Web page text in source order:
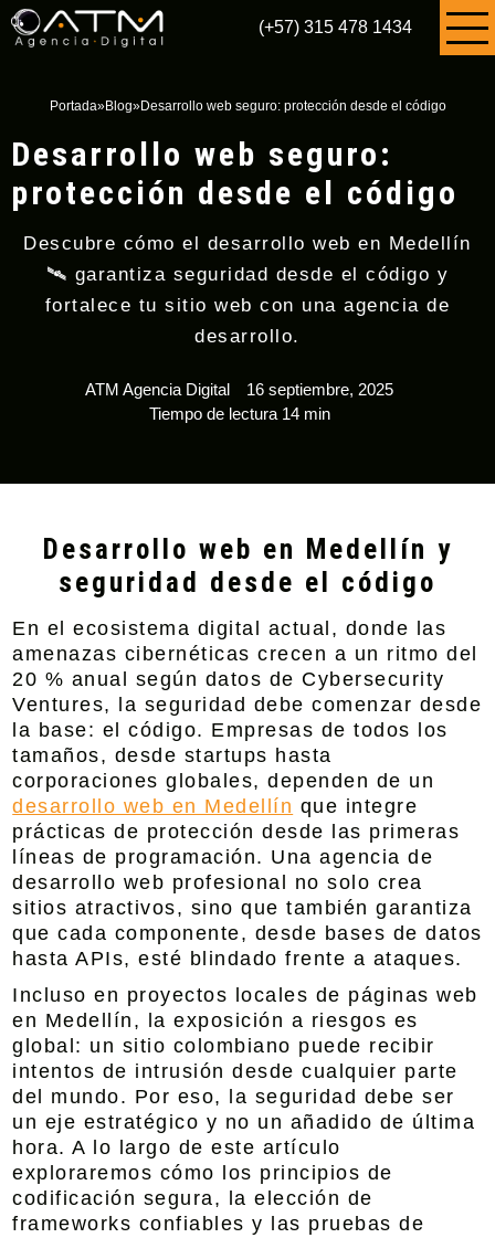
(+57) 315 478 1434
Portada»Blog»Desarrollo web seguro: protección desde el código
Desarrollo web seguro:
protección desde el código
Descubre cómo el desarrollo web en Medellín
🛰️ garantiza seguridad desde el código y
fortalece tu sitio web con una agencia de
desarrollo.
ATM Agencia Digital
16 septiembre, 2025
Tiempo de lectura 14 min
Desarrollo web en Medellín y
seguridad desde el código
En el ecosistema digital actual, donde las
amenazas cibernéticas crecen a un ritmo del
20 % anual según datos de Cybersecurity
Ventures, la seguridad debe comenzar desde
la base: el código. Empresas de todos los
tamaños, desde startups hasta
corporaciones globales, dependen de un
desarrollo web en Medellín que integre
prácticas de protección desde las primeras
líneas de programación. Una agencia de
desarrollo web profesional no solo crea
sitios atractivos, sino que también garantiza
que cada componente, desde bases de datos
hasta APIs, esté blindado frente a ataques.
Incluso en proyectos locales de páginas web
en Medellín, la exposición a riesgos es
global: un sitio colombiano puede recibir
intentos de intrusión desde cualquier parte
del mundo. Por eso, la seguridad debe ser
un eje estratégico y no un añadido de última
hora. A lo largo de este artículo
exploraremos cómo los principios de
codificación segura, la elección de
frameworks confiables y las pruebas de